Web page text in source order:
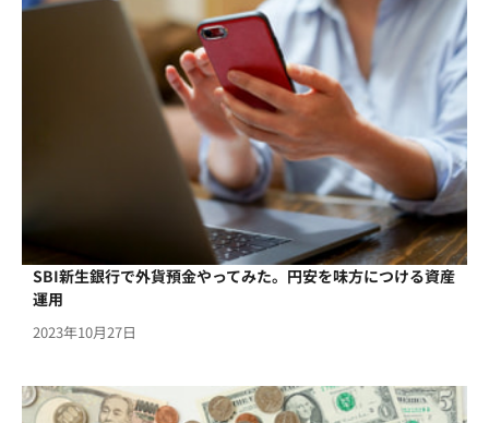
SBI新生銀行で外貨預金やってみた。円安を味方につける資産
運用
2023年10月27日